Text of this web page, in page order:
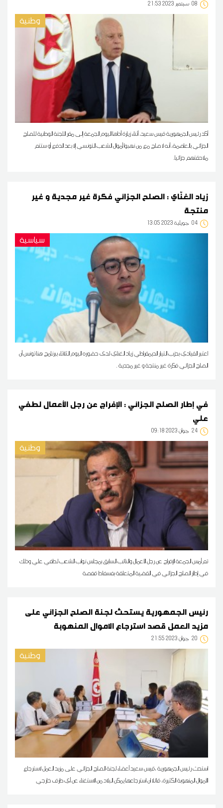
08 21:53 2023 سبتمبر
وطنية
أكد رئيس الجمهورية قيس سعيد، أثناء زيارة أداها اليوم الجمعة إلى مقر اللجنة الوطنية للصلح
الجزائي بالعاصمة، أنه لا صلح مع من نهبوا أموال الشعب التونسي إلا بعد الدفع أو ستتم
ملاحقتهم جزائيا.
زياد الغنّاي : الصلح الجزائي فكرة غير مجدية و غير
منتجة
04 13:05 2023 جويلية
سياسية
اعتبر القيادي بحزب التيار الديمقراطي زياد الغناي لدى حضوره اليوم الثلاثاء ببرنامج هنا تونس أن
الصلح الجزائي فكرة غير منتجة و غير مجدية .
في إطار الصلح الجزائي : الإفراج عن رجل الأعمال لطفي
علي
24 09:18 2023 جوان
وطنية
تم أمس الجمعة الإفراج عن رجل الأعمال والنائب السابق بمجلس نواب الشعب لطفي علي وذلك
في إطار الصلح الجزائي في القضية المتعلقة بفسفاط قفصة
رئيس الجمهورية يستحث لجنة الصلح الجزائي على
مزيد العمل قصد استرجاع الاموال المنهوبة
20 21:55 2023 جوان
وطنية
استحث رئيس الجمهورية ،قيس سعيد أعضاء لجنة الصلح الجزائي على مزيد العمل لاسترجاع
الأموال المنهوبة الكثيرة، قائلا ان استرجاعها يمكن البلاد من الاستغناء عن أي طرف خارجي